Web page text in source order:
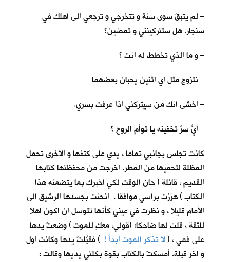
– لم يتبقَ سوى سنة و تتخرجي و ترجعي الى اهلك في
سنجار، هل ستتركينني و تمضين؟
– و ما الذي تخطط له انت ؟
– نتزوج مثل اي اثنين يحبان بعضهما
– اخشى انك من سيتركني اذا عرفت بسري.
– أيُّ سرٍّ تخفينه يا تَوأم الروح ؟
كانت تجلس بجانبي تماما ، يدي على كتفها و الاخرى تحمل
المظلة لتحميها من المطر. اخرجت من محفظتها كتابها
القديم ، قائلة ( حان الوقت لكي اخبرك بما يتضمنه هذا
الكتاب ) هززت براسي موافقا . انحنت بجسدها الرشيق الى
الأمام قليلا ، و نظرت في عيني كأنها تتوسل ان اكون اهلا
للثقة ، قلت لها ضاحكا: (قولي، معكِ للموت ) وضعتْ يدها
على فمي ، (لا تذكر الموت ابداً ! ) فقبَّلتُ يدها وكانت اول
و اخر قبلة. أمسكتْ بالكتاب بقوة بكلتي يديها وقالت :